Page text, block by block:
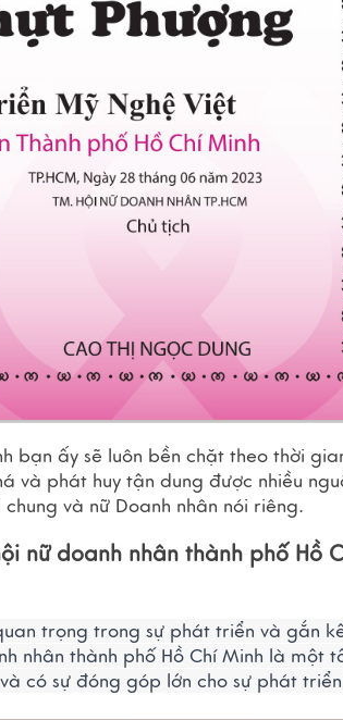
bạn ấy sẽ luôn bền chặt theo thời
và phát huy tận dung được nhiều
và nữ Doanh nhân nói riêng.
nữ doanh nhân thành phố Hồ
trọng trong sự phát triển và gắn
nhân thành phố Hồ Chí Minh là một
có sự đóng góp lớn cho sự phát